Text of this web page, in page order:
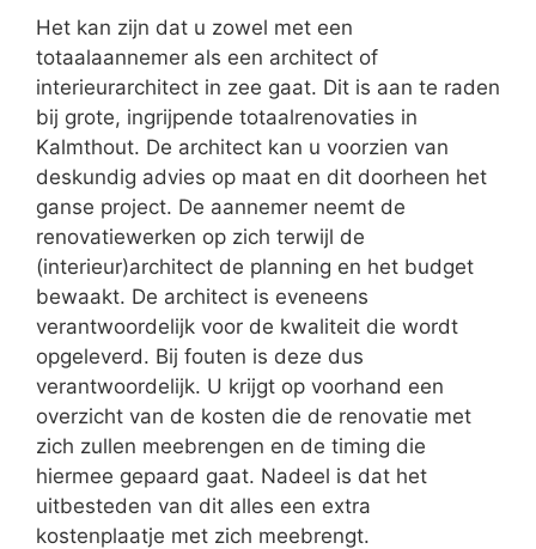
Het kan zijn dat u zowel met een
totaalaannemer als een architect of
interieurarchitect in zee gaat. Dit is aan te raden
bij grote, ingrijpende totaalrenovaties in
Kalmthout. De architect kan u voorzien van
deskundig advies op maat en dit doorheen het
ganse project. De aannemer neemt de
renovatiewerken op zich terwijl de
(interieur)architect de planning en het budget
bewaakt. De architect is eveneens
verantwoordelijk voor de kwaliteit die wordt
opgeleverd. Bij fouten is deze dus
verantwoordelijk. U krijgt op voorhand een
overzicht van de kosten die de renovatie met
zich zullen meebrengen en de timing die
hiermee gepaard gaat. Nadeel is dat het
uitbesteden van dit alles een extra
kostenplaatje met zich meebrengt.